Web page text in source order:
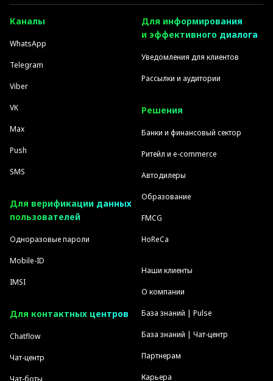
Каналы
WhatsApp
Telegram
Viber
VK
Max
Push
SMS
Для верификации данных
пользователей
Одноразовые пароли
Mobile-ID
IMSI
Для контактных центров
Chatflow
Чат-центр
Чат-боты
Для информирования
и эффективного диалога
Уведомления для клиентов
Рассылки и аудитории
Решения
Банки и финансовый сектор
Ритейл и e-commerce
Автодилеры
Образование
FMCG
HoReCa
Наши клиенты
О компании
База знаний | Pulse
База знаний | Чат-центр
Партнерам
Карьера